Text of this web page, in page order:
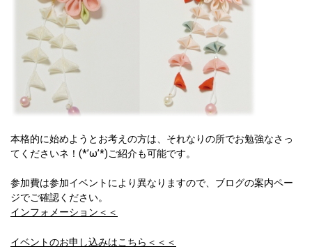
本格的に始めようとお考えの方は、それなりの所でお勉強なさっ
てくださいネ！(*’ω’*)ご紹介も可能です。
参加費は参加イベントにより異なりますので、ブログの案内ペー
ジでご確認ください。
インフォメーション＜＜
イベントのお申し込みはこちら＜＜＜